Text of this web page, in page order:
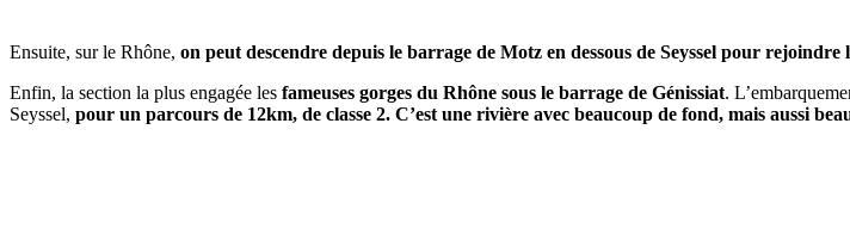
Ensuite, sur le Rhône, on peut descendre depuis le barrage de Motz en dessous de Seyssel pour
Enfin, la section la plus engagée les fameuses gorges du Rhône sous le barrage de Génissiat.
Seyssel, pour un parcours de 12km, de classe 2. C’est une rivière avec beaucoup de fond, mais aussi